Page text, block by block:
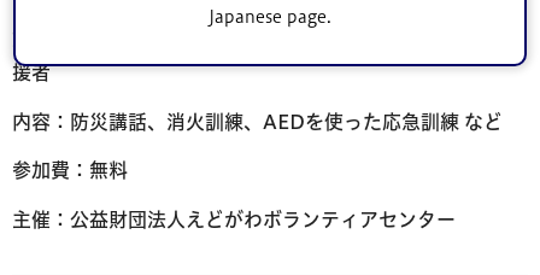
Japanese page.
援者
内容：防災講話、消火訓練、AEDを使った応急訓練 など
参加費：無料
主催：公益財団法人えどがわボランティアセンター